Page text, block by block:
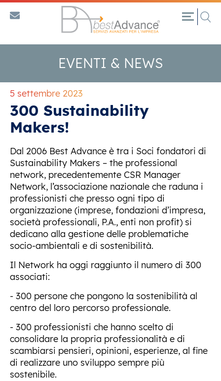
EVENTI & NEWS
5 settembre 2023
300 Sustainability
Makers!
Dal 2006 Best Advance è tra i Soci fondatori di
Sustainability Makers – the professional
network, precedentemente CSR Manager
Network, l’associazione nazionale che raduna i
professionisti che presso ogni tipo di
organizzazione (imprese, fondazioni d’impresa,
società professionali, P.A., enti non profit) si
dedicano alla gestione delle problematiche
socio-ambientali e di sostenibilità.
Il Network ha oggi raggiunto il numero di 300
associati:
- 300 persone che pongono la sostenibilità al
centro del loro percorso professionale.
- 300 professionisti che hanno scelto di
consolidare la propria professionalità e di
scambiarsi pensieri, opinioni, esperienze, al fine
di realizzare uno sviluppo sempre più
sostenibile.